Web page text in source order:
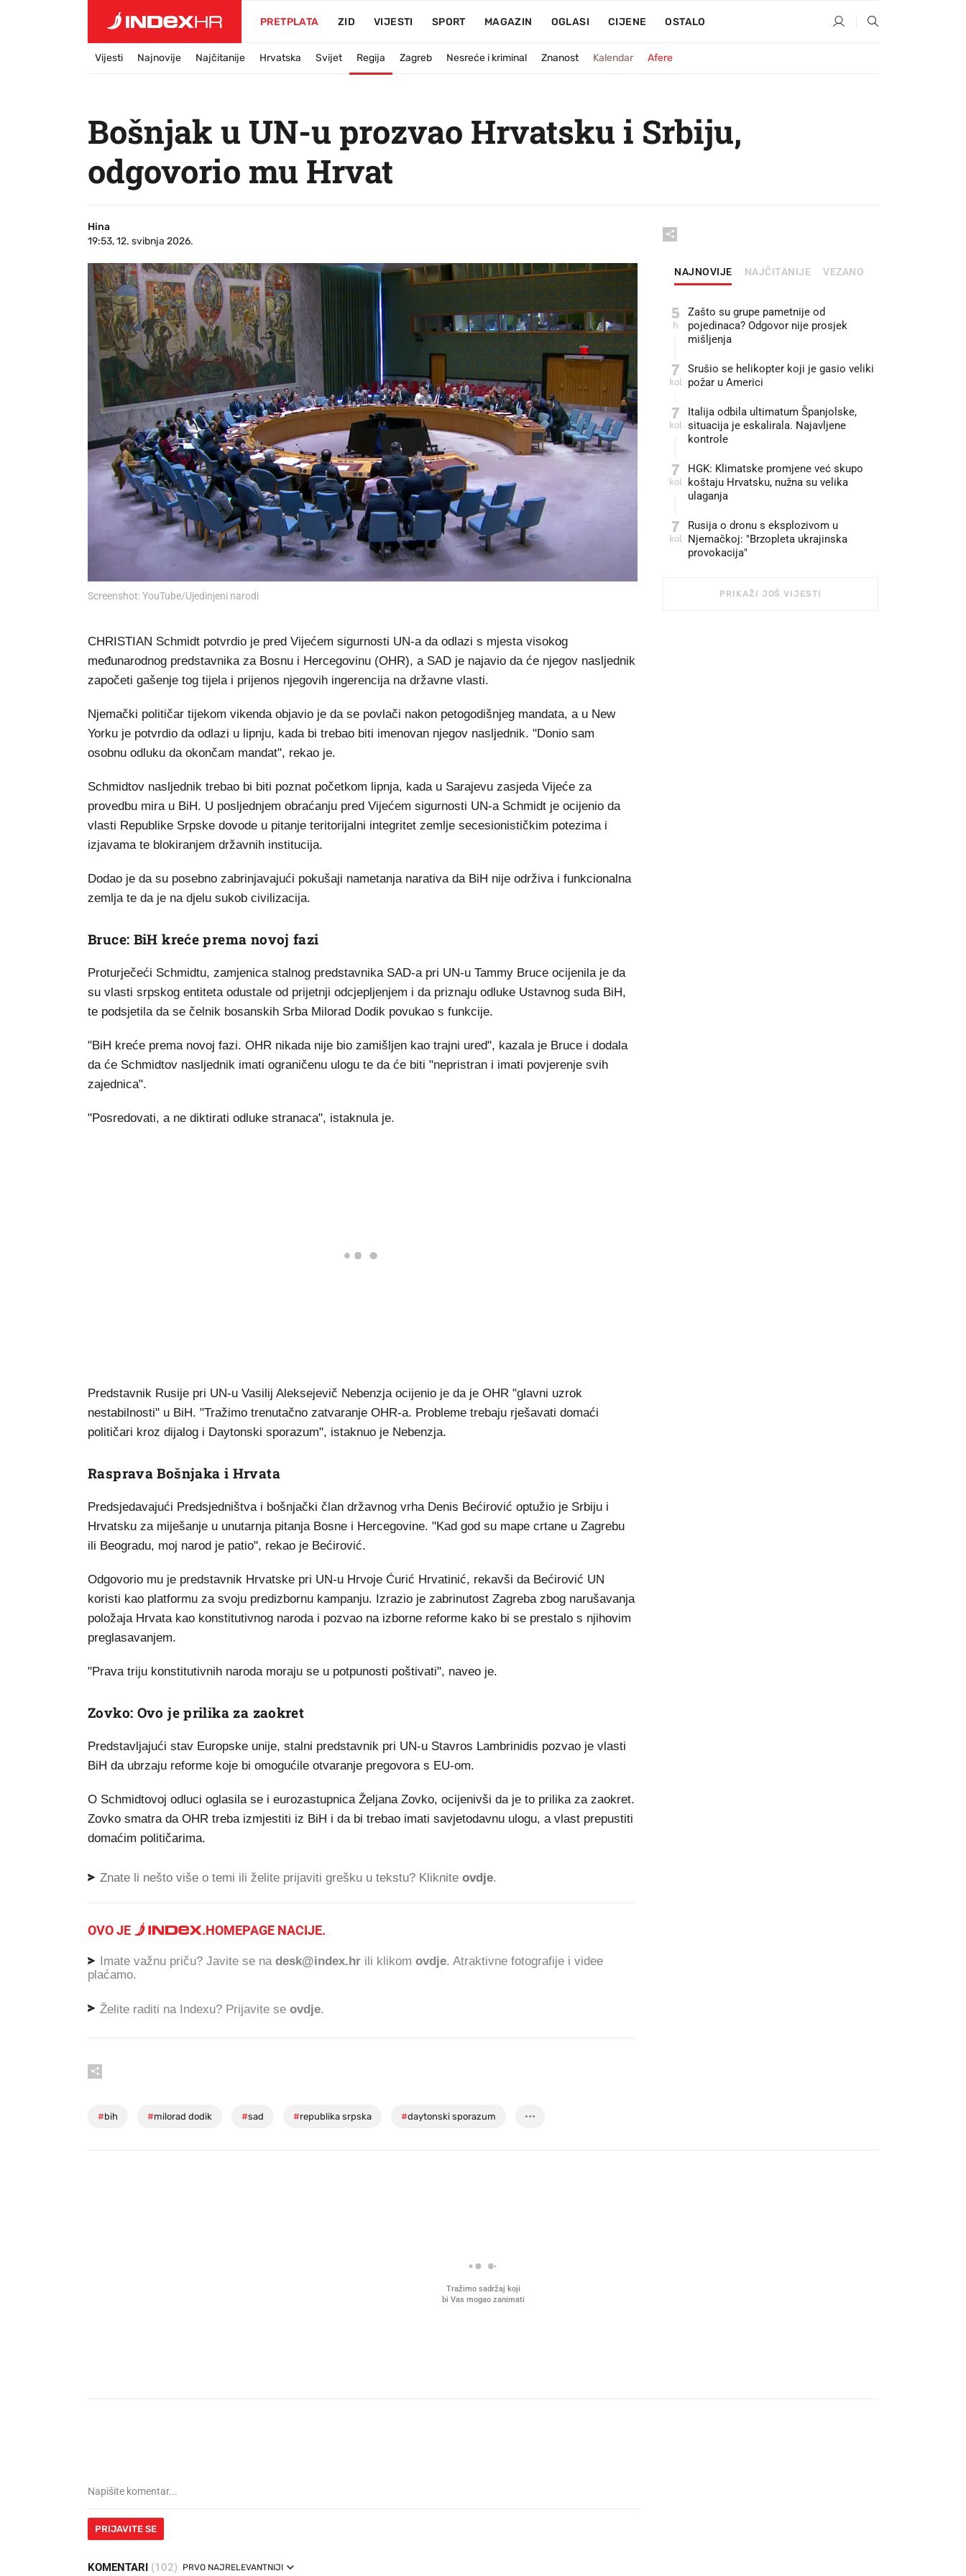
PRETPLATA ZID VIJESTI SPORT MAGAZIN OGLASI CIJENE OSTALO
Vijesti Najnovije Najčitanije Hrvatska Svijet Regija Zagreb Nesreće i kriminal Znanost Kalendar Afere
Bošnjak u UN-u prozvao Hrvatsku i Srbiju,
odgovorio mu Hrvat
Hina
19:53, 12. svibnja 2026.
Screenshot: YouTube/Ujedinjeni narodi
CHRISTIAN Schmidt potvrdio je pred Vijećem sigurnosti UN-a da odlazi s mjesta visokog
međunarodnog predstavnika za Bosnu i Hercegovinu (OHR), a SAD je najavio da će njegov nasljednik
započeti gašenje tog tijela i prijenos njegovih ingerencija na državne vlasti.
Njemački političar tijekom vikenda objavio je da se povlači nakon petogodišnjeg mandata, a u New
Yorku je potvrdio da odlazi u lipnju, kada bi trebao biti imenovan njegov nasljednik. "Donio sam
osobnu odluku da okončam mandat", rekao je.
Schmidtov nasljednik trebao bi biti poznat početkom lipnja, kada u Sarajevu zasjeda Vijeće za
provedbu mira u BiH. U posljednjem obraćanju pred Vijećem sigurnosti UN-a Schmidt je ocijenio da
vlasti Republike Srpske dovode u pitanje teritorijalni integritet zemlje secesionističkim potezima i
izjavama te blokiranjem državnih institucija.
Dodao je da su posebno zabrinjavajući pokušaji nametanja narativa da BiH nije održiva i funkcionalna
zemlja te da je na djelu sukob civilizacija.
Bruce: BiH kreće prema novoj fazi
Proturječeći Schmidtu, zamjenica stalnog predstavnika SAD-a pri UN-u Tammy Bruce ocijenila je da
su vlasti srpskog entiteta odustale od prijetnji odcjepljenjem i da priznaju odluke Ustavnog suda BiH,
te podsjetila da se čelnik bosanskih Srba Milorad Dodik povukao s funkcije.
"BiH kreće prema novoj fazi. OHR nikada nije bio zamišljen kao trajni ured", kazala je Bruce i dodala
da će Schmidtov nasljednik imati ograničenu ulogu te da će biti "nepristran i imati povjerenje svih
zajednica".
"Posredovati, a ne diktirati odluke stranaca", istaknula je.
Predstavnik Rusije pri UN-u Vasilij Aleksejevič Nebenzja ocijenio je da je OHR "glavni uzrok
nestabilnosti" u BiH. "Tražimo trenutačno zatvaranje OHR-a. Probleme trebaju rješavati domaći
političari kroz dijalog i Daytonski sporazum", istaknuo je Nebenzja.
Rasprava Bošnjaka i Hrvata
Predsjedavajući Predsjedništva i bošnjački član državnog vrha Denis Bećirović optužio je Srbiju i
Hrvatsku za miješanje u unutarnja pitanja Bosne i Hercegovine. "Kad god su mape crtane u Zagrebu
ili Beogradu, moj narod je patio", rekao je Bećirović.
Odgovorio mu je predstavnik Hrvatske pri UN-u Hrvoje Ćurić Hrvatinić, rekavši da Bećirović UN
koristi kao platformu za svoju predizbornu kampanju. Izrazio je zabrinutost Zagreba zbog narušavanja
položaja Hrvata kao konstitutivnog naroda i pozvao na izborne reforme kako bi se prestalo s njihovim
preglasavanjem.
"Prava triju konstitutivnih naroda moraju se u potpunosti poštivati", naveo je.
Zovko: Ovo je prilika za zaokret
Predstavljajući stav Europske unije, stalni predstavnik pri UN-u Stavros Lambrinidis pozvao je vlasti
BiH da ubrzaju reforme koje bi omogućile otvaranje pregovora s EU-om.
O Schmidtovoj odluci oglasila se i eurozastupnica Željana Zovko, ocijenivši da je to prilika za zaokret.
Zovko smatra da OHR treba izmjestiti iz BiH i da bi trebao imati savjetodavnu ulogu, a vlast prepustiti
domaćim političarima.
Znate li nešto više o temi ili želite prijaviti grešku u tekstu? Kliknite ovdje.
OVO JE .HOMEPAGE NACIJE.
Imate važnu priču? Javite se na desk@index.hr ili klikom ovdje. Atraktivne fotografije i videe
plaćamo.
Želite raditi na Indexu? Prijavite se ovdje.
#bih #milorad dodik #sad #republika srpska #daytonski sporazum
NAJNOVIJE NAJČITANIJE VEZANO
5
h
Zašto su grupe pametnije od
pojedinaca? Odgovor nije prosjek
mišljenja
7
kol
Srušio se helikopter koji je gasio veliki
požar u Americi
7
kol
Italija odbila ultimatum Španjolske,
situacija je eskalirala. Najavljene
kontrole
7
kol
HGK: Klimatske promjene već skupo
koštaju Hrvatsku, nužna su velika
ulaganja
7
kol
Rusija o dronu s eksplozivom u
Njemačkoj: "Brzopleta ukrajinska
provokacija"
PRIKAŽI JOŠ VIJESTI
Tražimo sadržaj koji
bi Vas mogao zanimati
PRIJAVITE SE
KOMENTARI (102) PRVO NAJRELEVANTNIJI